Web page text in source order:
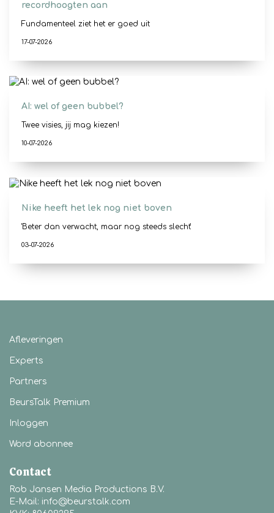
recordhoogten aan
Fundamenteel ziet het er goed uit
17-07-2026
AI: wel of geen bubbel?
Twee visies, jij mag kiezen!
10-07-2026
Nike heeft het lek nog niet boven
'Beter dan verwacht, maar nog steeds slecht'
03-07-2026
Afleveringen
Experts
Partners
BeursTalk Premium
Inloggen
Word abonnee
Contact
Rob Jansen Media Productions B.V.
E-Mail: info@beurstalk.com